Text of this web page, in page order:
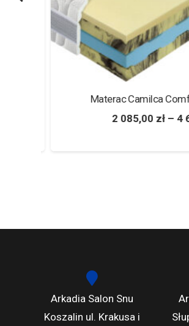
Materac Camilca
2 085,00zł–4
Arkadia Salon Snu
Koszalin ul. Krakusa i